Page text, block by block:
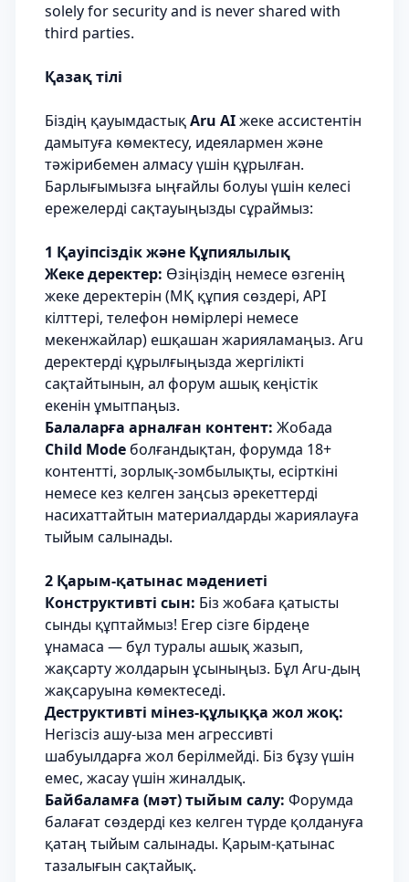
solely for security and is never shared with
third parties.
Қазақ тілі
Біздің қауымдастықAru AIжеке ассистентін
дамытуға көмектесу, идеялармен және
тәжірибемен алмасу үшін құрылған.
Барлығымызға ыңғайлы болуы үшін келесі
ережелерді сақтауыңызды сұраймыз:
1 Қауіпсіздік және Құпиялылық
Жеке деректер: Өзіңіздің немесе өзгенің
жеке деректерін (МҚ құпия сөздері, API
кілттері, телефон нөмірлері немесе
мекенжайлар) ешқашан жарияламаңыз. Aru
деректерді құрылғыңызда жергілікті
сақтайтынын, ал форум ашық кеңістік
екенін ұмытпаңыз.
Балаларға арналған контент: Жобада
Child Mode болғандықтан, форумда 18+
контентті, зорлық-зомбылықты, есірткіні
немесе кез келген заңсыз әрекеттерді
насихаттайтын материалдарды жариялауға
тыйым салынады.
2 Қарым-қатынас мәдениеті
Конструктивті сын: Біз жобаға қатысты
сынды құптаймыз! Егер сізге бірдеңе
ұнамаса — бұл туралы ашық жазып,
жақсарту жолдарын ұсыныңыз. Бұл Aru-дың
жақсаруына көмектеседі.
Деструктивті мінез-құлыққа жол жоқ:
Негізсіз ашу-ыза мен агрессивті
шабуылдарға жол берілмейді. Біз бұзу үшін
емес, жасау үшін жиналдық.
Байбаламға (мәт) тыйым салу: Форумда
балағат сөздерді кез келген түрде қолдануға
қатаң тыйым салынады. Қарым-қатынас
тазалығын сақтайық.